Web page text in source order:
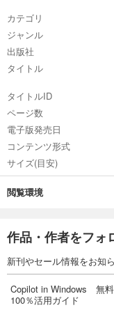
──テーマを与えて文章を
──文章のアウトラインを
──見出しごとに文章を作
──文章のまとめを作って
──記述に誤りがないかチ
──わからない箇所を質問
──いろいろな条件を付け
──文章を整えてもらおう
──文章を編集してもらおう
──文章に合わせた図版を
──仕事に役立つ文章を作
──文字起こしをした議事
──文章を評価してもらおう
●Chapter 4 Excelの操作に
──Excelの便利な技を教え
──表やデータを作成して
──テキストデータを表デ
──Excel関数を記述して
──Excel VBAを記述して
●Chapter 5 ビジネスや学
カテゴリ
ジャンル
出版社
タイトル
タイトルID
ページ数
電子版発売日
コンテンツ形式
サイズ(目安)
閲覧環境
作品・作者をフォ
新刊やセール情報をお知
Copilot in Windows 無
100％活用ガイド